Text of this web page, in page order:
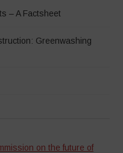
– A Factsheet
Greenwashing
on the future of